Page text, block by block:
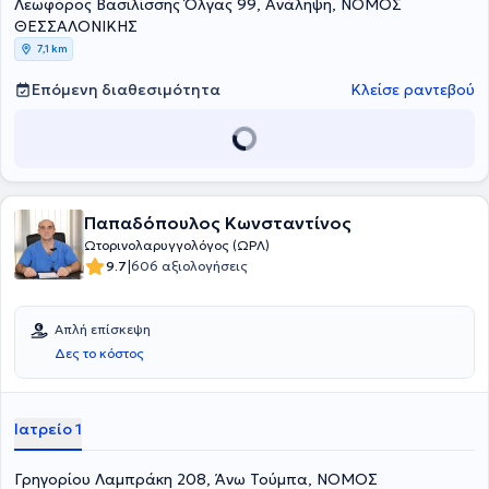
και έλεγχος με μικροσκόπιο, εκτίμηση για αμυγδαλές / κρεατάκια
σε παιδιά και ενήλικες, εξέταση ρινικής αναπνοής, διαφράγματος
και αλλεργικής ρινίτιδας, αντιμετώπιση λοιμώξεων και σειρά
μικροεπεμβάσεων.
Λεωφόρος Βασιλίσσης Όλγας 99, Ανάληψη, ΝΟΜΟΣ
ΘΕΣΣΑΛΟΝΙΚΗΣ
7,1 km
Επόμενη διαθεσιμότητα Κλείσε ραντεβού
Παπαδόπουλος Κωνσταντίνος
Ωτορινολαρυγγολόγος (ΩΡΛ)
9.7|606 αξιολογήσεις
Απλή επίσκεψη
Δες το κόστος
Ιατρείο 1
Γρηγορίου Λαμπράκη 208, Άνω Τούμπα, ΝΟΜΟΣ